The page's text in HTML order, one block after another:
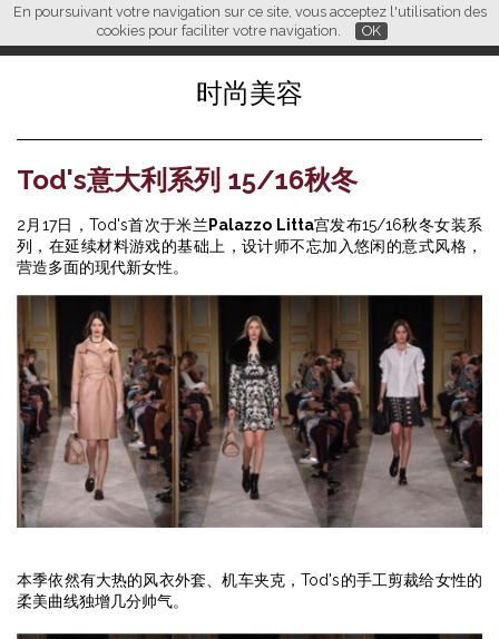
En poursuivant votre navigation sur ce site, vous acceptez l'utilisation des
cookies pour faciliter votre navigation.
OK
FR EN CN
L M
时尚美容
Tod's意大利系列 15/16秋冬
2月17日，Tod's首次于米兰 Palazzo Litta宫发布15/16秋冬女装系
列，在延续材料游戏的基础上，设计师不忘加入悠闲的意式风格，
营造多面的现代新女性。
本季依然有大热的风衣外套、机车夹克，Tod's的手工剪裁给女性的
柔美曲线独增几分帅气。